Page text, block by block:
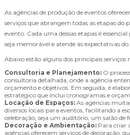
As agências de produção de eventos
serviços que abrangem todas as etapas do
evento. Cada uma dessas etapas é
seja memorável e atende às expectativas do
Abaixo estão alguns dos principais serviços
Consultoria e Planejamento: O
consultoria detalhada, onde a agência
orçamento e objetivos. Em seguida, é
estratégico que inclui cronogramas e
Locação de Espaços: As agências
diversos locais para eventos, facilitando a
celebração, seja um auditório, um salão de
Decoração e Ambientação: Para criar
agências oferecem serviços de decoração,